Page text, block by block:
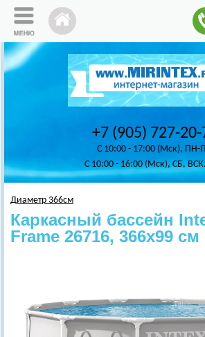
+7 (905) 727-20-
C 10:00 - 17:00 (Мск), ПН-
C 10:00 - 16:00 (Мск), СБ,
Диаметр 366см
Каркасный бассейн
Frame 26716, 366х99 см